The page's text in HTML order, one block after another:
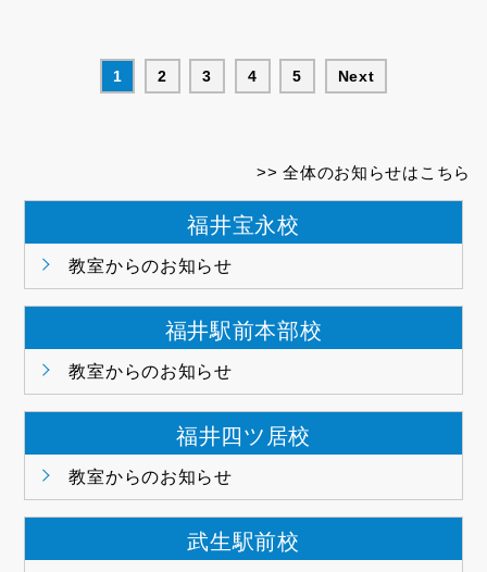
1 2 3 4 5 Next
全体のお知らせはこちら
福井宝永校
教室からのお知らせ
福井駅前本部校
教室からのお知らせ
福井四ツ居校
教室からのお知らせ
武生駅前校